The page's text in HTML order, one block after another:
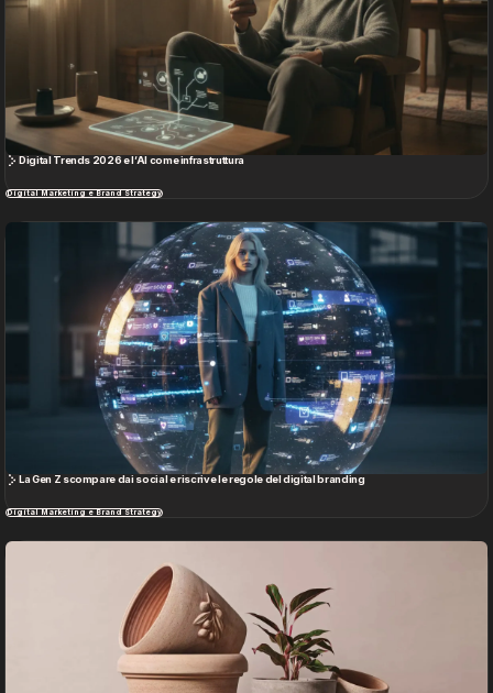
L’estetica del design sostenibile: brand che reinventano la materia con stile
Digital Marketing e Brand Strategy
Progettare una strategia di Content Marketing
Digital Marketing e Brand Strategy
Cultura, Media e Società